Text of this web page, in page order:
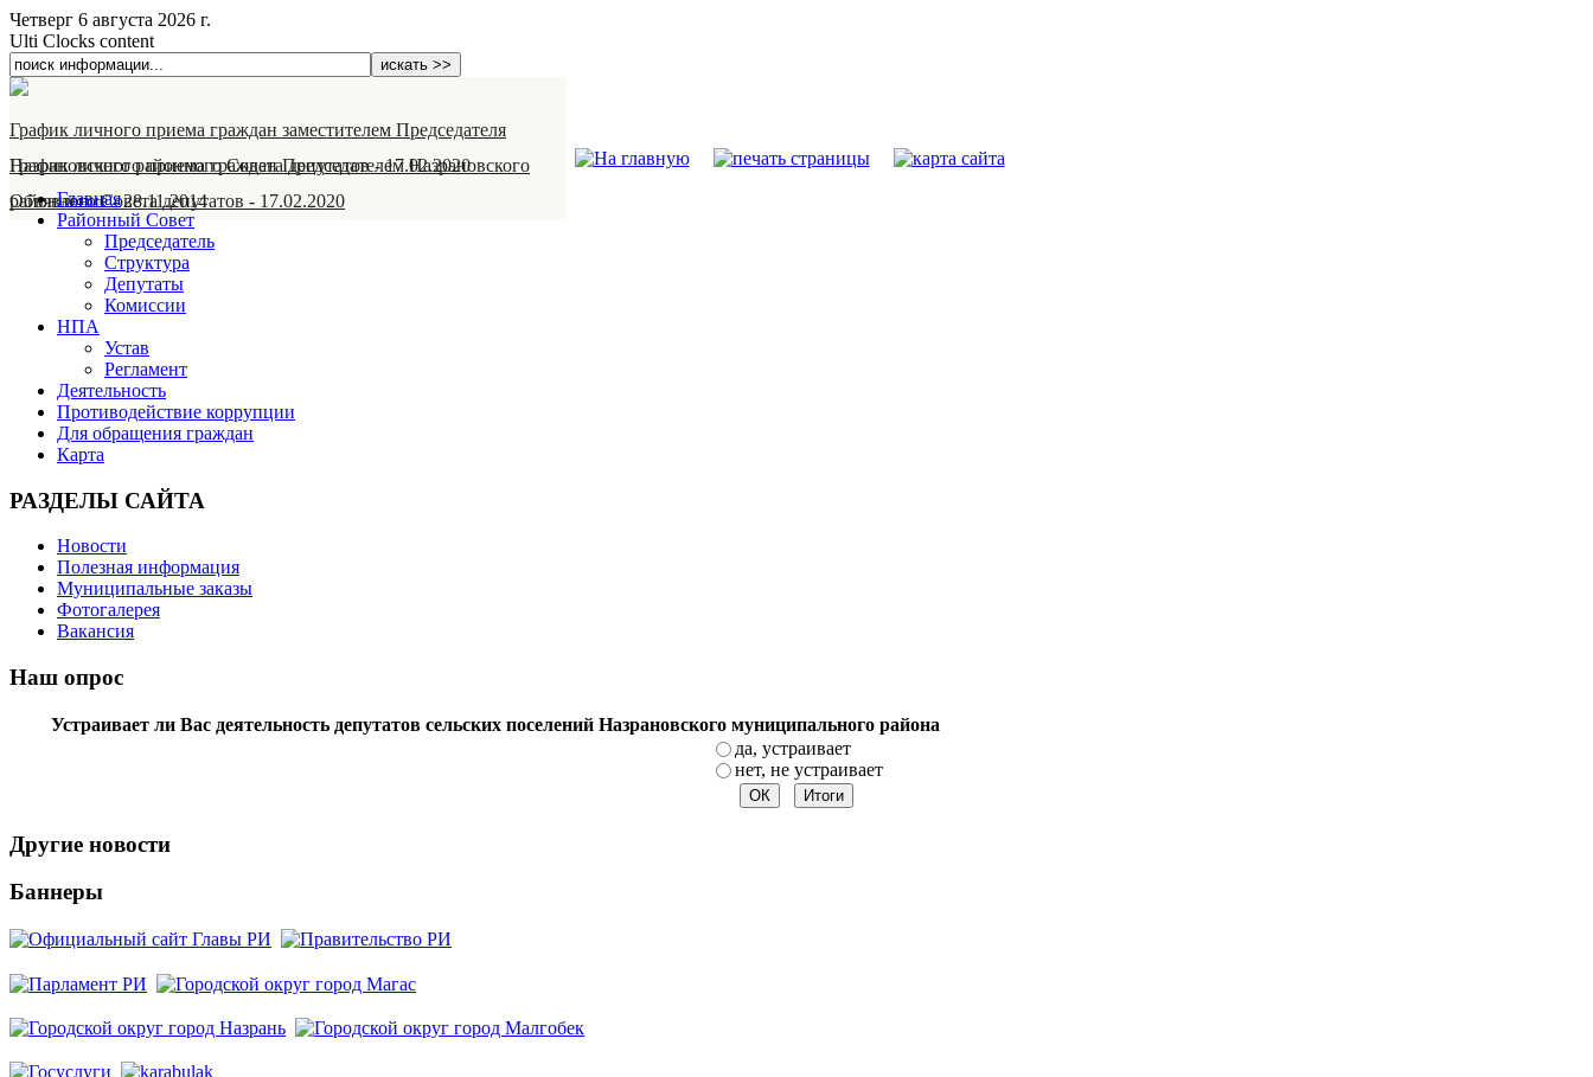
Четверг 6 августа 2026 г.
Ulti Clocks content
График личного приема граждан заместителем Председателя
Назрановского районного Совета депутатов-17.02.2020
График личного приема граждан Председателем Назрановского
районного Совета депутатов - 17.02.2020
Объявление-28.11.2014
Главная
Районный Совет
Председатель
Структура
Депутаты
Комиссии
НПА
Устав
Регламент
Деятельность
Противодействие коррупции
Для обращения граждан
Карта
РАЗДЕЛЫ САЙТА
Новости
Полезная информация
Муниципальные заказы
Фотогалерея
Вакансия
Наш опрос
Устраивает ли Вас деятельность депутатов сельских поселений Назрановского муниципального района
да, устраивает
нет, не устраивает
Другие новости
Баннеры